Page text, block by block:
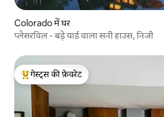
Colorado में घर
प्लेसरविल - बड़े यार्ड वाला सनी हाउस, निजी
गेस्ट्स का टॉप फ़ेवरेट
गेस्ट्स की फ़ेवरेट